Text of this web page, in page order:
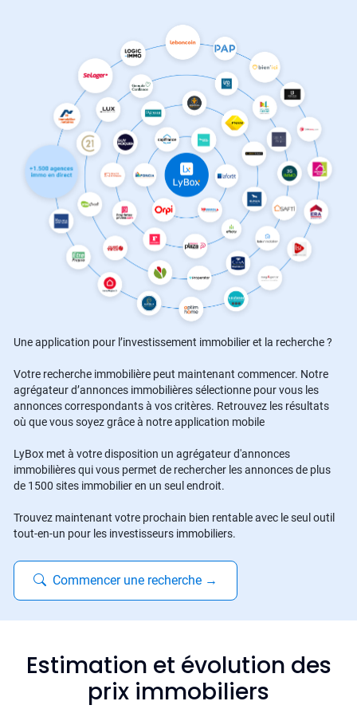
Une application pour l’investissement immobilier et la recherche ?
Votre recherche immobilière peut maintenant commencer. Notre
agrégateur d’annonces immobilières sélectionne pour vous les
annonces correspondants à vos critères. Retrouvez les résultats
où que vous soyez grâce à notre application mobile
LyBox met à votre disposition un agrégateur d'annonces
immobilières qui vous permet de rechercher les annonces de plus
de 1500 sites immobilier en un seul endroit.
Trouvez maintenant votre prochain bien rentable avec le seul outil
tout-en-un pour les investisseurs immobiliers.
Commencer une recherche →
Estimation et évolution des
prix immobiliers